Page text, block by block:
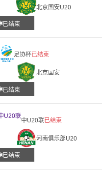
北京国安U20
已结束
足协杯已结束
北京国安
已结束
中U20联已结束
河南俱乐部U20
已结束